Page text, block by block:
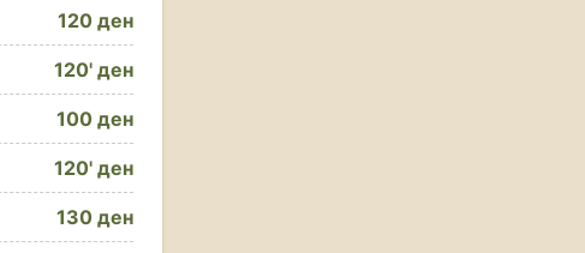
120 ден
120' ден
100 ден
120' ден
130 ден